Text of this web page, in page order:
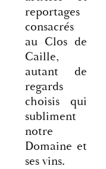
reportages
consacrés
au Clos de
Caille,
autant de
regards
choisis qui
subliment
notre
Domaine et
ses vins.